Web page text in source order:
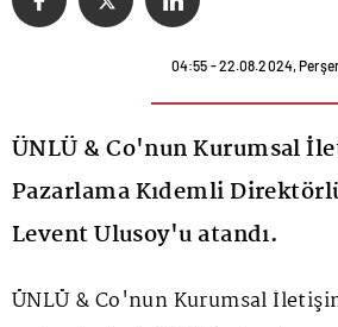
04:55 - 22.08.2024,
ÜNLÜ & Co'nun Kurumsal
Pazarlama Kıdemli
Levent Ulusoy'u atandı.
ÜNLÜ & Co'nun Kurumsal